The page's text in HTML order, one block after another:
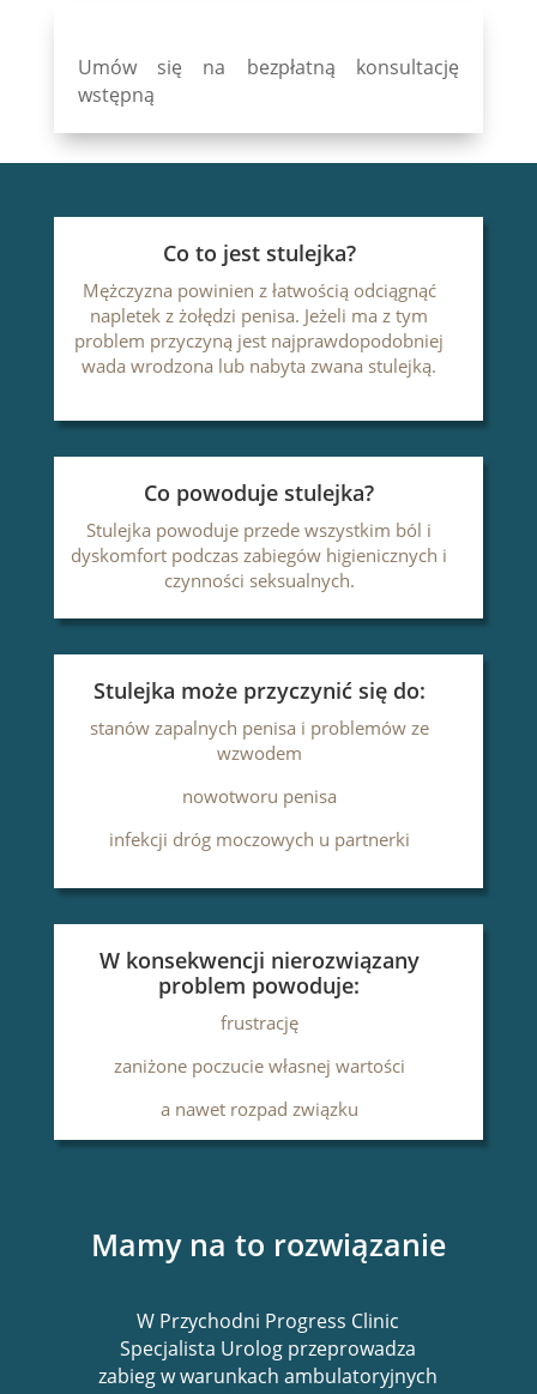
Umów się na bezpłatną konsultację
wstępną
Co to jest stulejka?
Mężczyzna powinien z łatwością odciągnąć
napletek z żołędzi penisa. Jeżeli ma z tym
problem przyczyną jest najprawdopodobniej
wada wrodzona lub nabyta zwana stulejką.
Co powoduje stulejka?
Stulejka powoduje przede wszystkim ból i
dyskomfort podczas zabiegów higienicznych i
czynności seksualnych.
Stulejka może przyczynić się do:
stanów zapalnych penisa i problemów ze
wzwodem
nowotworu penisa
infekcji dróg moczowych u partnerki
W konsekwencji nierozwiązany
problem powoduje:
frustrację
zaniżone poczucie własnej wartości
a nawet rozpad związku
Mamy na to rozwiązanie
W Przychodni Progress Clinic
Specjalista Urolog przeprowadza
zabieg w warunkach ambulatoryjnych